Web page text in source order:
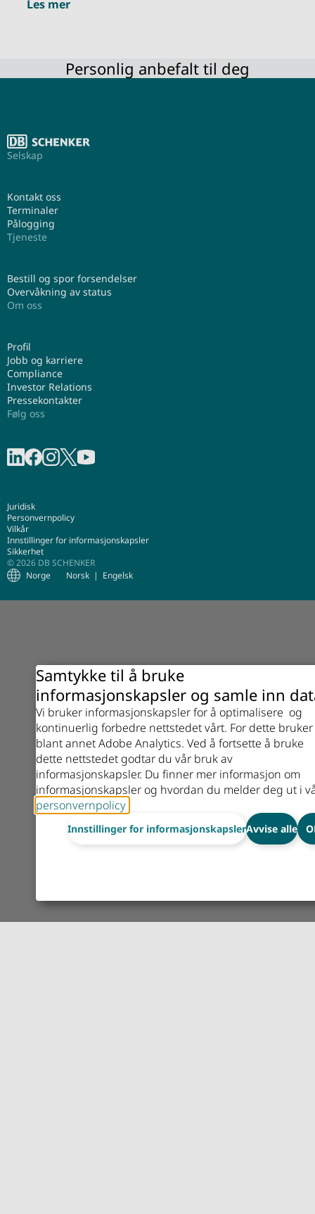
Les mer
Personlig anbefalt til deg
Samtykke til å bruke
informasjonskapsler og samle inn
Vi bruker informasjonskapsler for å optimalisere og
kontinuerlig forbedre nettstedet vårt. For dette
blant annet Adobe Analytics. Ved å fortsette å bruke
dette nettstedet godtar du vår bruk av
informasjonskapsler. Du finner mer informasjon om
informasjonskapsler og hvordan du melder deg ut i
personvernpolicy
Innstillinger for informasjonskapslerAvvise alle
Selskap
Kontakt oss
Terminaler
Pålogging
Tjeneste
Bestill og spor forsendelser
Overvåkning av status
Om oss
Profil
Jobb og karriere
Compliance
Investor Relations
Pressekontakter
Følg oss
Juridisk
Personvernpolicy
Vilkår
Innstillinger for informasjonskapsler
Sikkerhet
© 2026 DB SCHENKER
Norge
Norsk Engelsk